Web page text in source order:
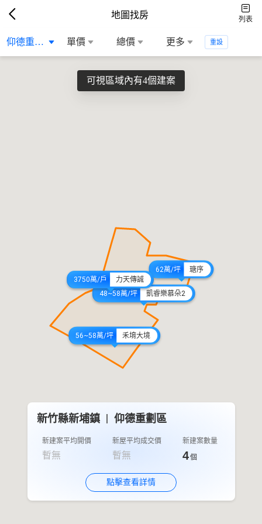
地圖找房 列表
仰德重劃區 單價 總價 更多 重設
56~58萬/坪 禾堉大境
48~58萬/坪 凱睿樂慕朵2
62萬/坪
瑭序
3750萬/戶
力天傳誠
新竹縣新埔鎮 仰德重劃區
新建案平均開價
暫無
新屋平均成交價
暫無
新建案數量
4個
點擊查看詳情
可視區域內有4個建案